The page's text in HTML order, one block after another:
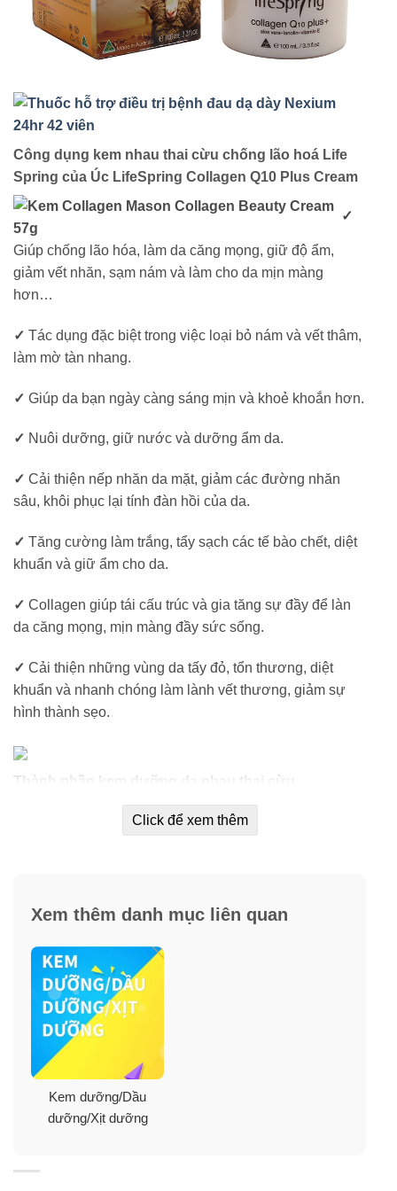
Công dụng kem nhau thai cừu chống lão hoá Life
Spring của Úc LifeSpring Collagen Q10 Plus Cream
✓
Giúp chống lão hóa, làm da căng mọng, giữ độ ẩm,
giảm vết nhăn, sạm nám và làm cho da mịn màng
hơn…
✓ Tác dụng đặc biệt trong việc loại bỏ nám và vết thâm,
làm mờ tàn nhang.
✓ Giúp da bạn ngày càng sáng mịn và khoẻ khoắn hơn.
✓ Nuôi dưỡng, giữ nước và dưỡng ẩm da.
✓ Cải thiện nếp nhăn da mặt, giảm các đường nhăn
sâu, khôi phục lại tính đàn hồi của da.
✓ Tăng cường làm trắng, tẩy sạch các tế bào chết, diệt
khuẩn và giữ ẩm cho da.
✓ Collagen giúp tái cấu trúc và gia tăng sự đầy để làn
da căng mọng, mịn màng đầy sức sống.
✓ Cải thiện những vùng da tấy đỏ, tổn thương, diệt
khuẩn và nhanh chóng làm lành vết thương, giảm sự
hình thành sẹo.
Thành phần kem dưỡng da nhau thai cừu
LifeSpring Collagen Q10 Plus+ Placenta Cream
: Collagen Q10 Plus, Aloe Vera (nha đam),
Dung tích: 100ml.
Click để xem thêm
Xem thêm danh mục liên quan
Kem dưỡng/Dầu
dưỡng/Xịt dưỡng